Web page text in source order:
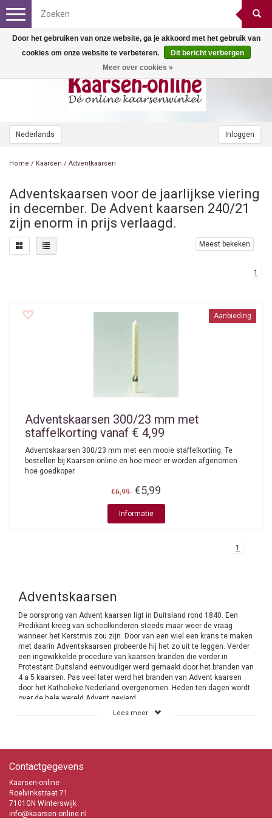
Nederlands Inloggen
Toggle
navigation
Home / Kaarsen / Adventkaarsen
Adventskaarsen voor de jaarlijkse viering
in december. De Advent kaarsen 240/21
zijn enorm in prijs verlaagd.
Meest bekeken
1
Aanbieding
Adventskaarsen 300/23 mm met
staffelkorting vanaf € 4,99
Adventskaarsen 300/23 mm met een mooie staffelkorting. Te
bestellen bij Kaarsen-online en hoe meer er worden afgenomen
hoe goedkoper.
€6,99 €5,99
Informatie
1
Adventskaarsen
De oorsprong van Advent kaarsen ligt in Duitsland rond 1840. Een
Predikant kreeg van schoolkinderen steeds maar weer de vraag
wanneer het Kerstmis zou zijn. Door van een wiel een krans te maken
met daarin Adventskaarsen probeerde hij het zo uit te leggen. Verder
een ingewikkelde procedure van kaarsen branden die verder in
Protestant Duitsland eenvoudiger werd gemaakt door het branden van
4 a 5 kaarsen. Pas veel later werd het branden van Advent kaarsen
door het Katholieke Nederland overgenomen. Heden ten dagen wordt
over de hele wereld Advent gevierd.
bij de Advent viering niet het geval. Je mag tijdens deze Kersttraditie
een ieder het op zijn eigen manier kan invullen. Met veel kaarsen of
juist weinig. Mensen met een kleine beurs hebben zodoende ook de
mogelijkheid om mee te doen aan Advent. Bij Kaarsen-online heb je
de keus uit 2 verschillende Adventskaarsen. Het betreft de dunne
kaarsen van 240/21 mm en de 300/23 mm. De keus is aan jou.
Lees meer
Contactgegevens
Kaarsen-online
Roelvinkstraat 71
7101GN Winterswijk
info@kaarsen-online.nl
Door het gebruiken van onze website, ga je akkoord met het gebruik van
cookies om onze website te verbeteren.
Dit bericht verbergen
Meer over cookies »